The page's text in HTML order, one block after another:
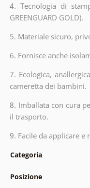
4.Tecnologia di
GREENGUARD GOLD).
5. Materiale sicuro,
6. Fornisce anche
7. Ecologica,
cameretta dei bambini.
8. Imballata con cura
il trasporto.
9. Facile da applicare e
Categoria
Posizione